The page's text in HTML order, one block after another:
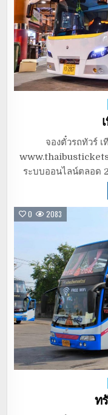
จองตั๋วรถทัวร์
ระบบออนไลน์ตลอด
0 2083
ท